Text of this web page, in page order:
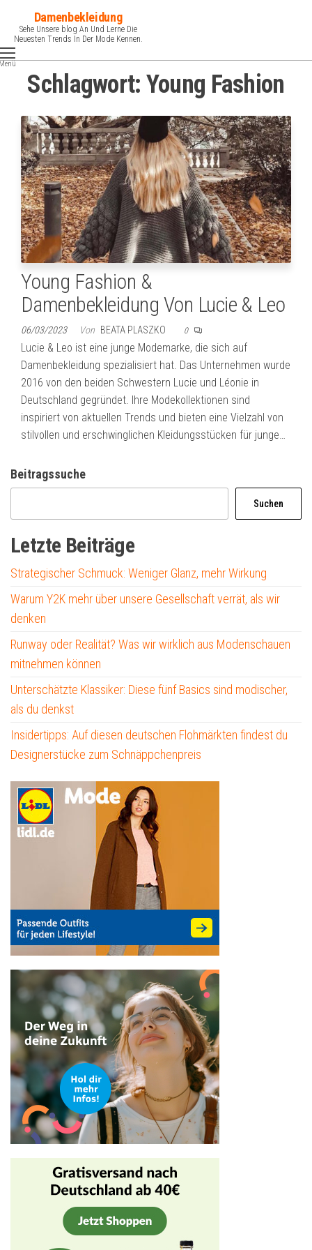
Inhalt
springen
Damenbekleidung
Sehe Unsere blog An Und Lerne Die
Neuesten Trends In Der Mode Kennen.
Schlagwort: Young Fashion
Young Fashion &
Damenbekleidung Von Lucie & Leo
06/03/2023 Von BEATA PLASZKO 0
Lucie & Leo ist eine junge Modemarke, die sich auf
Damenbekleidung spezialisiert hat. Das Unternehmen wurde
2016 von den beiden Schwestern Lucie und Léonie in
Deutschland gegründet. Ihre Modekollektionen sind
inspiriert von aktuellen Trends und bieten eine Vielzahl von
stilvollen und erschwinglichen Kleidungsstücken für junge…
Beitragssuche
Suchen
Letzte Beiträge
Strategischer Schmuck: Weniger Glanz, mehr Wirkung
Warum Y2K mehr über unsere Gesellschaft verrät, als wir
denken
Runway oder Realität? Was wir wirklich aus Modenschauen
mitnehmen können
Unterschätzte Klassiker: Diese fünf Basics sind modischer,
als du denkst
Insidertipps: Auf diesen deutschen Flohmärkten findest du
Designerstücke zum Schnäppchenpreis